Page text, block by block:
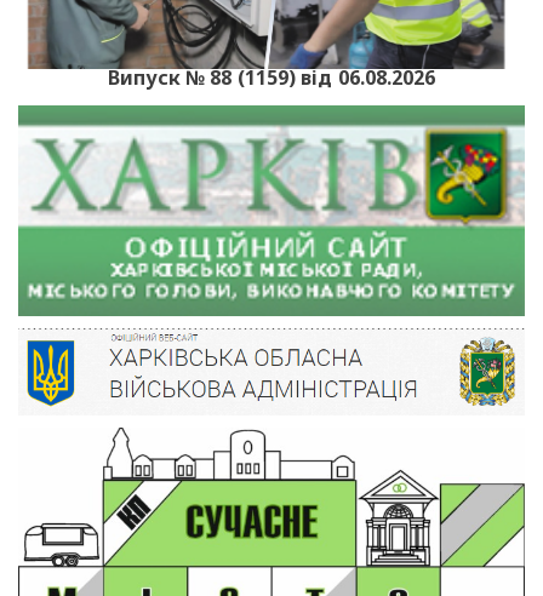
Випуск № 88 (1159) від 06.08.2026